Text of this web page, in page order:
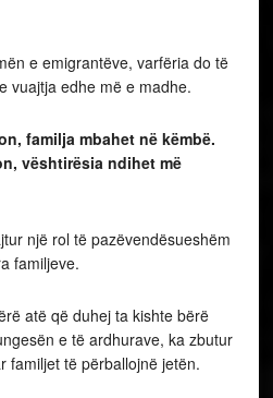
e emigrantëve, varfëria do të
vuajtja edhe më e madhe.
familja mbahet në këmbë.
vështirësia ndihet më
një rol të pazëvendësueshëm
familjeve.
atë që duhej ta kishte bërë
e të ardhurave, ka zbutur
familjet të përballojnë jetën.